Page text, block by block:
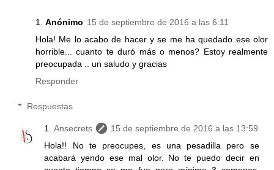
Anónimo 15 de septiembre de 2016 a las 6:11
Hola! Me lo acabo de hacer y se me ha quedado ese olor
horrible... cuanto te duró más o menos? Estoy realmente
preocupada .. un saludo y gracias
Responder
Respuestas
Ansecrets
15 de septiembre de 2016 a las 13:59
Hola!! No te preocupes, es una pesadilla pero se
acabará yendo ese mal olor. No te puedo decir en